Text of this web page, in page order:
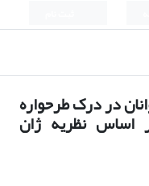
در درک طرحواره
اساس نظریه ژان